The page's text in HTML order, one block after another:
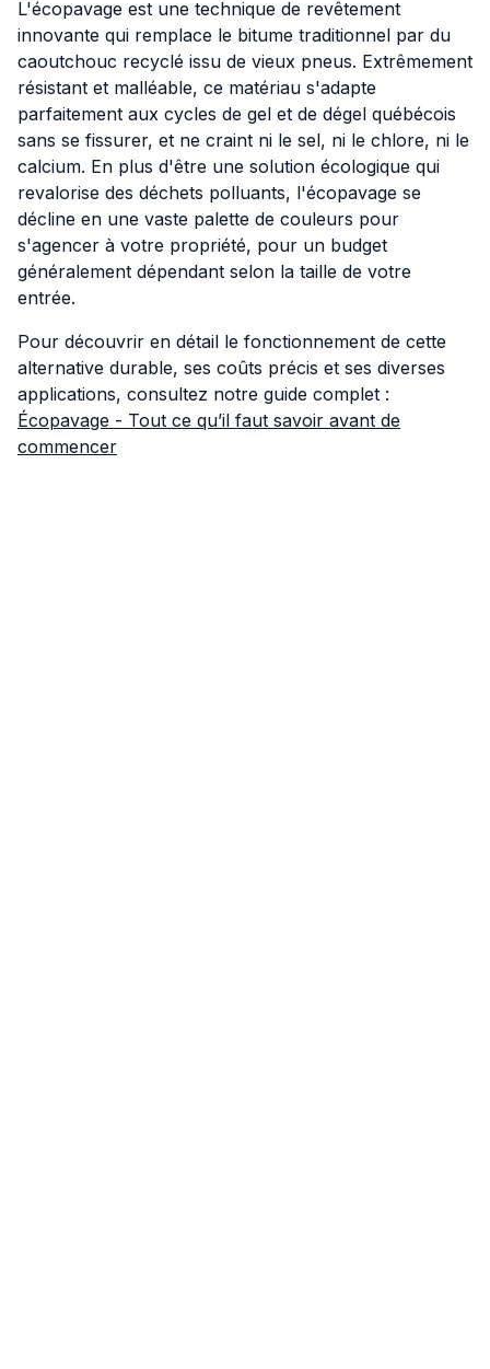
L'écopavage est une technique de revêtement
innovante qui remplace le bitume traditionnel par du
caoutchouc recyclé issu de vieux pneus. Extrêmement
résistant et malléable, ce matériau s'adapte
parfaitement aux cycles de gel et de dégel québécois
sans se fissurer, et ne craint ni le sel, ni le chlore, ni le
calcium. En plus d'être une solution écologique qui
revalorise des déchets polluants, l'écopavage se
décline en une vaste palette de couleurs pour
s'agencer à votre propriété, pour un budget
généralement dépendant selon la taille de votre
entrée.
Pour découvrir en détail le fonctionnement de cette
alternative durable, ses coûts précis et ses diverses
applications, consultez notre guide complet :
Écopavage - Tout ce qu’il faut savoir avant de
commencer